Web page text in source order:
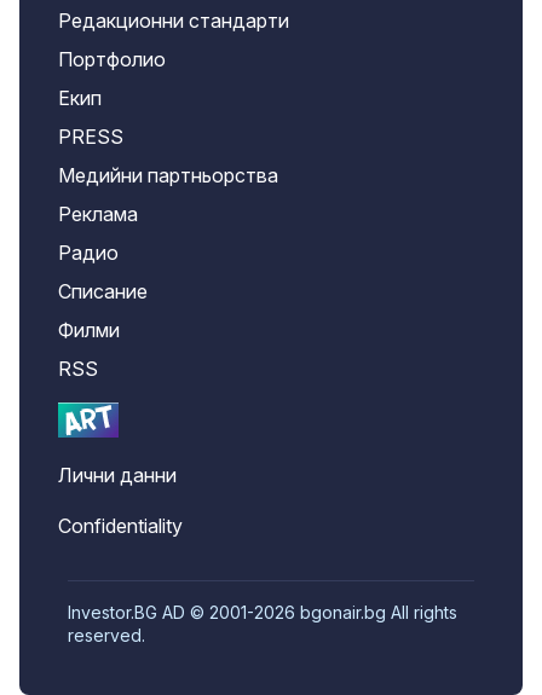
Редакционни стандарти
Портфолио
Екип
PRESS
Медийни партньорства
Реклама
Радио
Списание
Филми
RSS
Лични данни
Confidentiality
Investor.BG AD © 2001-2026 bgonair.bg All rights
reserved.